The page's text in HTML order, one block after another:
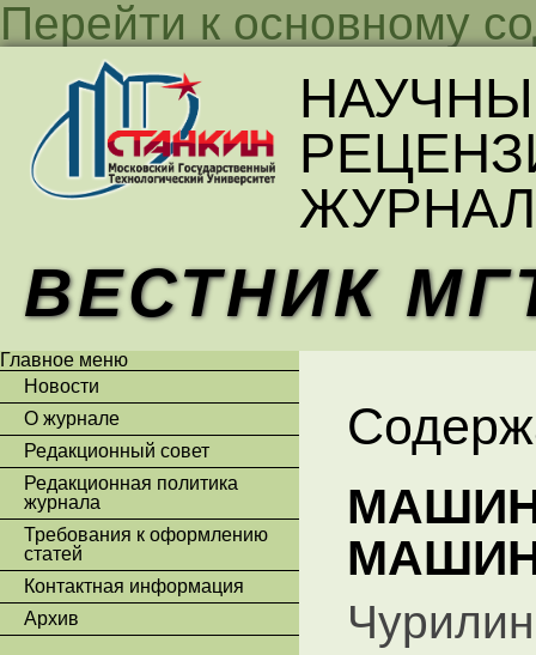
Перейти к основному
ЖУРНАЛ
ВЕСТНИК
Главное меню
Новости
О журнале
Редакционный совет
Редакционная политика
журнала
Требования к оформлению
статей
Контактная информация
Архив